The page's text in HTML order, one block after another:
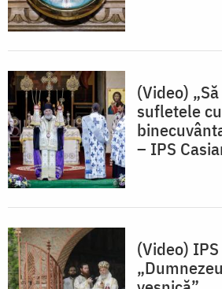
(Video)
sufletele
– IPS
(Video)